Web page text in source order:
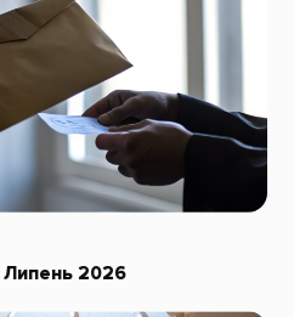
Липень 2026